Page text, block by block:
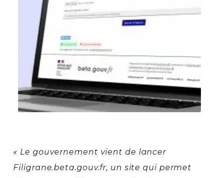
« Le gouvernement vient de lancer
Filigrane.beta.gouv.fr, un site qui permet